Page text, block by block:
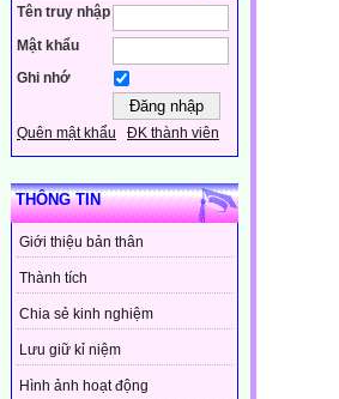
Tên truy nhập
Mật khẩu
Ghi nhớ
Quên mật khẩu ĐK thành viên
THÔNG TIN
Giới thiệu bản thân
Thành tích
Chia sẻ kinh nghiệm
Lưu giữ kỉ niệm
Hình ảnh hoạt động